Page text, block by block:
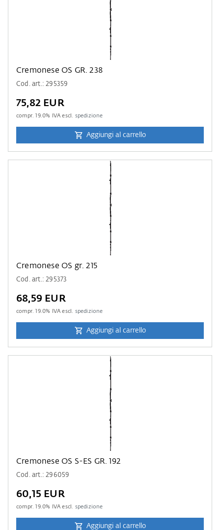
Cremonese OS GR. 238
Cod. art.: 295359
75,82 EUR
compr.19.0% IVA escl. spedizione
Aggiungi al carrello
Cremonese OS gr. 215
Cod. art.: 295373
68,59 EUR
compr.19.0% IVA escl. spedizione
Aggiungi al carrello
Cremonese OS S-ES GR. 192
Cod. art.: 296059
60,15 EUR
compr.19.0% IVA escl. spedizione
Aggiungi al carrello